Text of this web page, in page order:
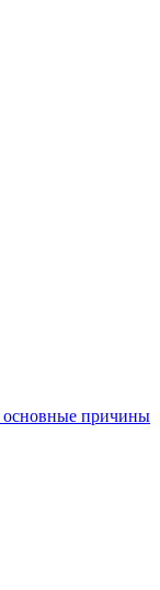
основные причины